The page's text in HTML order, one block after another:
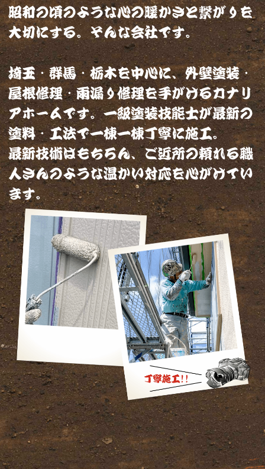
昭和の頃のような心の暖かさと繋がりを
大切にする。そんな会社です。
埼玉・群馬・栃木を中心に、外壁塗装・
屋根修理・雨漏り修理を手がけるカナリ
アホームです。一級塗装技能士が最新の
塗料・工法で一棟一棟丁寧に施工。
最新技術はもちろん、ご近所の頼れる職
人さんのような温かい対応を心がけてい
ます。